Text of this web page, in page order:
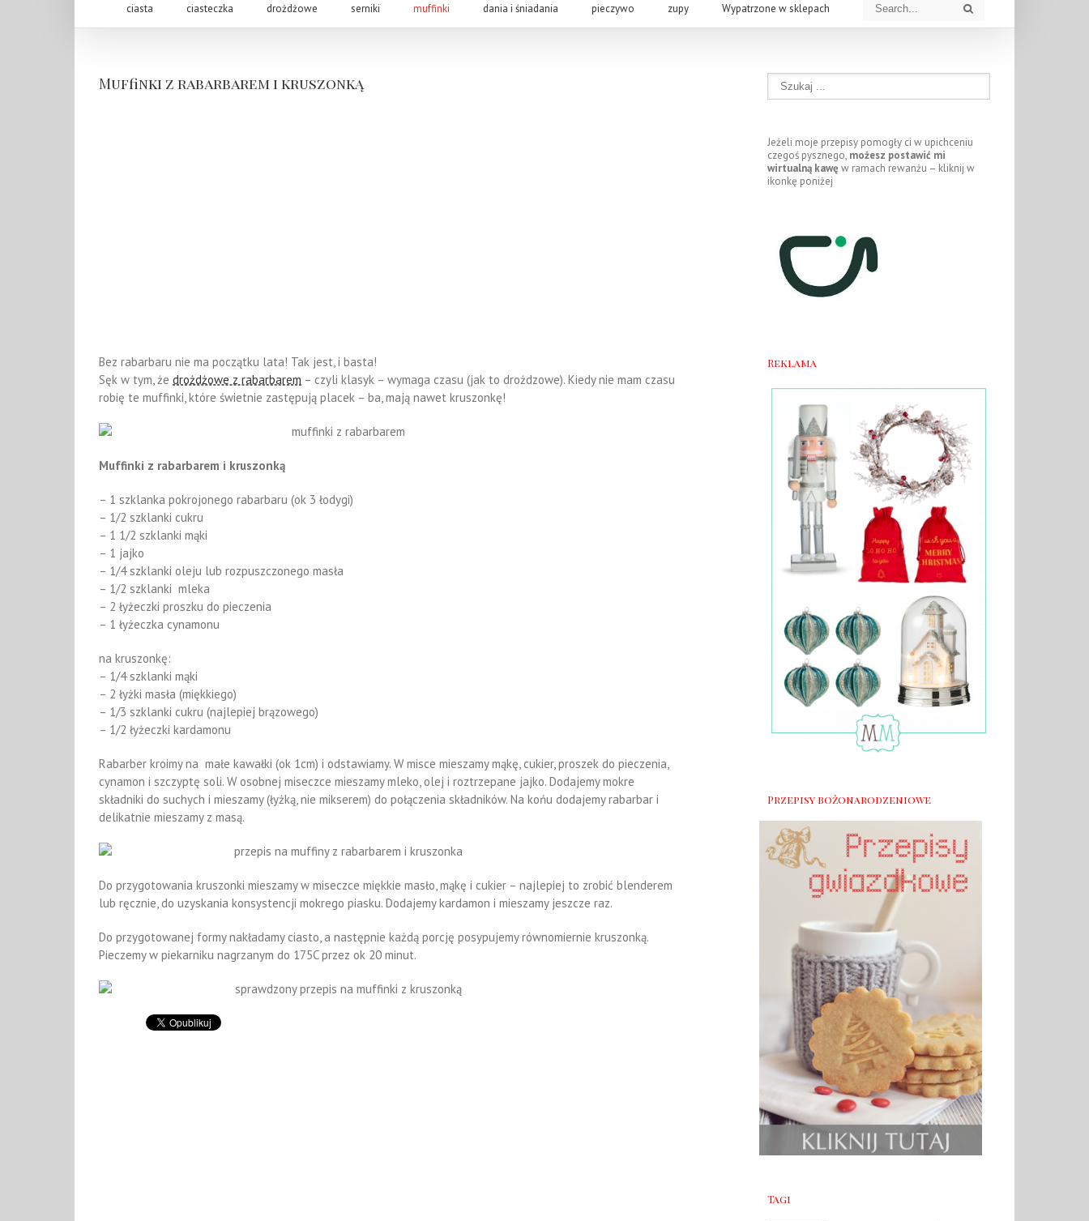
ciasta ciasteczka drożdżowe serniki muffinki dania i śniadania pieczywo zupy Wypatrzone w sklepach
Muffinki z rabarbarem i kruszonką
Bez rabarbaru nie ma początku lata! Tak jest, i basta!
Sęk w tym, że drożdżowe z rabarbarem – czyli klasyk – wymaga czasu (jak to drożdzowe). Kiedy nie mam czasu
robię te muffinki, które świetnie zastępują placek – ba, mają nawet kruszonkę!
Muffinki z rabarbarem i kruszonką
– 1 szklanka pokrojonego rabarbaru (ok 3 łodygi)
– 1/2 szklanki cukru
– 1 1/2 szklanki mąki
– 1 jajko
– 1/4 szklanki oleju lub rozpuszczonego masła
– 1/2 szklanki mleka
– 2 łyżeczki proszku do pieczenia
– 1 łyżeczka cynamonu
na kruszonkę:
– 1/4 szklanki mąki
– 2 łyżki masła (miękkiego)
– 1/3 szklanki cukru (najlepiej brązowego)
– 1/2 łyżeczki kardamonu
Rabarber kroimy na małe kawałki (ok 1cm) i odstawiamy. W misce mieszamy mąkę, cukier, proszek do pieczenia,
cynamon i szczyptę soli. W osobnej miseczce mieszamy mleko, olej i roztrzepane jajko. Dodajemy mokre
składniki do suchych i mieszamy (łyżką, nie mikserem) do połączenia składników. Na końu dodajemy rabarbar i
delikatnie mieszamy z masą.
Do przygotowania kruszonki mieszamy w miseczce miękkie masło, mąkę i cukier – najlepiej to zrobić blenderem
lub ręcznie, do uzyskania konsystencji mokrego piasku. Dodajemy kardamon i mieszamy jeszcze raz.
Do przygotowanej formy nakładamy ciasto, a następnie każdą porcję posypujemy równomiernie kruszonką.
Pieczemy w piekarniku nagrzanym do 175C przez ok 20 minut.
Jeżeli moje przepisy pomogły ci w upichceniu
czegoś pysznego, możesz postawić mi
wirtualną kawę w ramach rewanżu – kliknij w
ikonkę poniżej
Reklama
Przepisy bożonarodzeniowe
Tagi